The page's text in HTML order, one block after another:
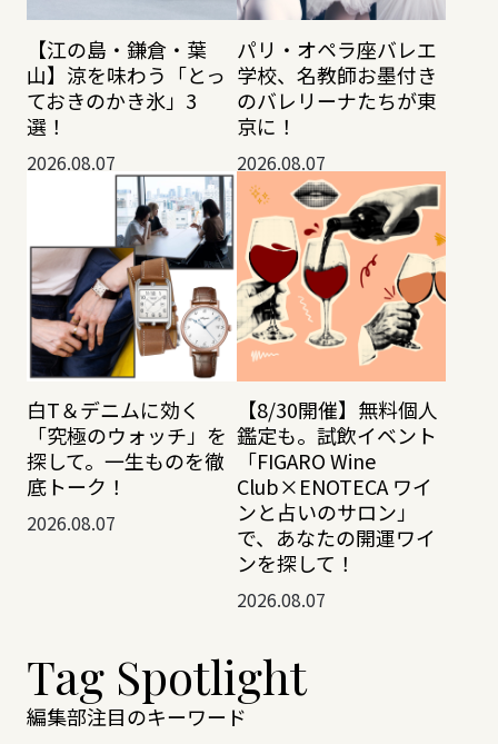
【江の島・鎌倉・葉
山】涼を味わう「とっ
ておきのかき氷」3
選！
2026.08.07
パリ・オペラ座バレエ
学校、名教師お墨付き
のバレリーナたちが東
京に！
2026.08.07
白T＆デニムに効く
「究極のウォッチ」を
探して。一生ものを徹
底トーク！
2026.08.07
【8/30開催】無料個人
鑑定も。試飲イベント
「FIGARO Wine
Club×ENOTECA ワイ
ンと占いのサロン」
で、あなたの開運ワイ
ンを探して！
2026.08.07
Tag Spotlight
編集部注目のキーワード